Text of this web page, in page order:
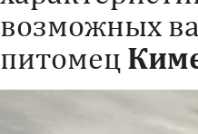
возможных
питомец